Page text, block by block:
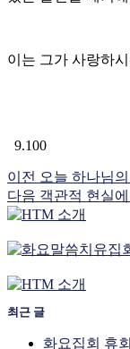
이는 그가 사랑하
9.100
이전 오늘 하나님
다음 객관적 현실
최근 글
화요집회 휴